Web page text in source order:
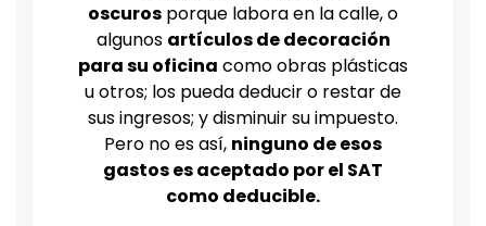
oscuros porque labora en la calle, o
algunos artículos de decoración
para su oficina como obras plásticas
u otros; los pueda deducir o restar de
sus ingresos; y disminuir su impuesto.
Pero no es así, ninguno de esos
gastos es aceptado por el SAT
como deducible.